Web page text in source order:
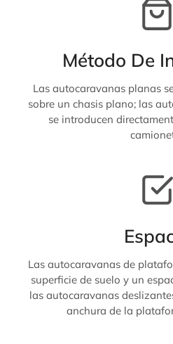
Método De
Las autocaravanas planas
sobre un chasis plano; las
se introducen
Las autocaravanas de
superficie de suelo y un
las autocaravanas
anchura de la